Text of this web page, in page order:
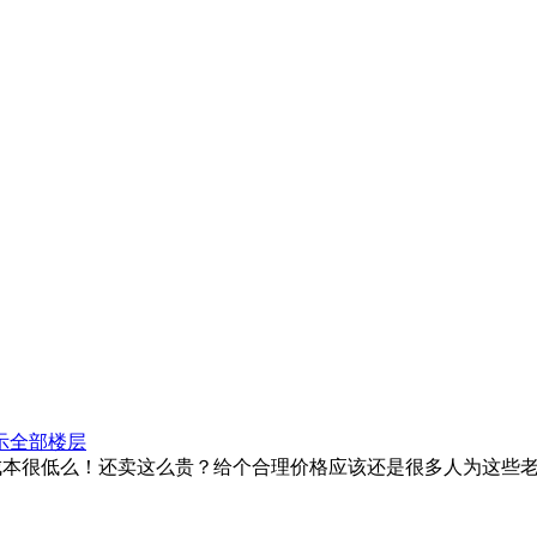
全部楼层
很低么！还卖这么贵？给个合理价格应该还是很多人为这些